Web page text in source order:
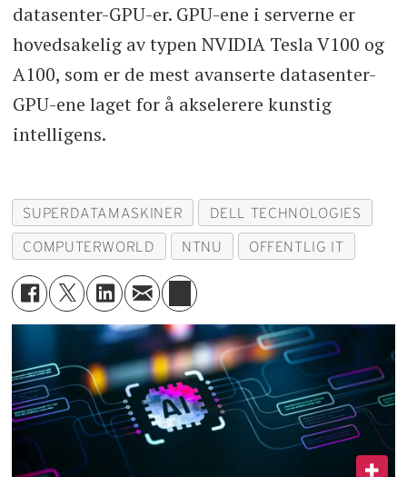
datasenter-GPU-er. GPU-ene i serverne er
hovedsakelig av typen NVIDIA Tesla V100 og
A100, som er de mest avanserte datasenter-
GPU-ene laget for å akselerere kunstig
intelligens.
SUPERDATAMASKINER DELL TECHNOLOGIES
COMPUTERWORLD NTNU OFFENTLIG IT